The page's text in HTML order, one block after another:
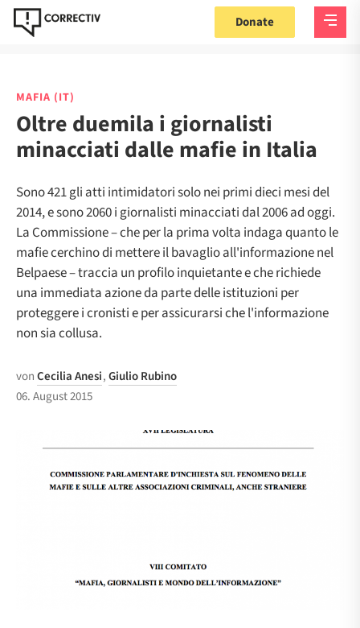
Donate
MAFIA (IT)
Oltre duemila i giornalisti
minacciati dalle mafie in Italia
Sono 421 gli atti intimidatori solo nei primi dieci mesi del
2014, e sono 2060 i giornalisti minacciati dal 2006 ad oggi.
La Commissione – che per la prima volta indaga quanto le
mafie cerchino di mettere il bavaglio all'informazione nel
Belpaese – traccia un profilo inquietante e che richiede
una immediata azione da parte delle istituzioni per
proteggere i cronisti e per assicurarsi che l'informazione
non sia collusa.
vonCecilia Anesi,Giulio Rubino
06. August 2015